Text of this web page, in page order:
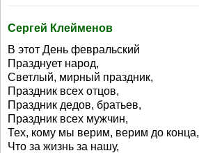
Сергей Клейменов
В этот День февральский
Празднует народ,
Светлый, мирный праздник,
Праздник всех отцов,
Праздник дедов, братьев,
Праздник всех мужчин,
Тех, кому мы верим, верим до конца,
Что за жизнь за нашу,